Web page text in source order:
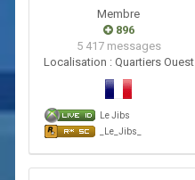
Membre
896
5 417 messages
Localisation : Quartiers Ouest
Le Jibs
_Le_Jibs_